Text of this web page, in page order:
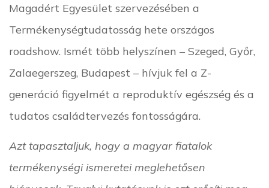
Magadért Egyesület szervezésében a
Termékenységtudatosság hete országos
roadshow. Ismét több helyszínen – Szeged, Győr,
Zalaegerszeg, Budapest – hívjuk fel a Z-
generáció figyelmét a reproduktív egészség és a
tudatos családtervezés fontosságára.
Azt tapasztaljuk, hogy a magyar fiatalok
termékenységi ismeretei meglehetősen